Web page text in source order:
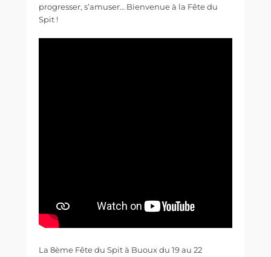
progresser, s’amuser… Bienvenue à la Fête du
Spit !
La 8ème Fête du Spit à Buoux du 19 au 22